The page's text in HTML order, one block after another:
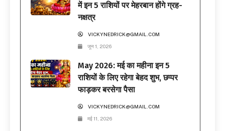
में इन 5 राशियों पर मेहरबान होंगे ग्रह-
नक्षत्र
VICKYNEDRICK@GMAIL.COM
जून 1, 2026
May 2026: मई का महीना इन 5
राशियों के लिए रहेगा बेहद शुभ, छप्पर
फाड़कर बरसेगा पैसा
VICKYNEDRICK@GMAIL.COM
मई 11, 2026